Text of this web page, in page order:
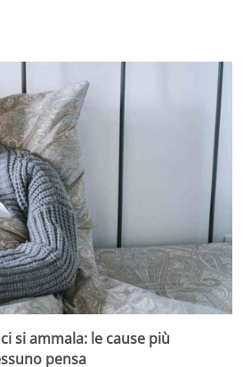
si ammala: le cause più
pensa